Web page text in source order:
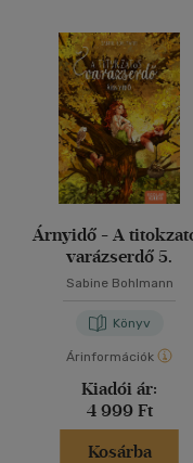
Árnyidő - A
varázserdő 5.
Sabine Bohlmann
Könyv
Árinformációk
Kiadói ár:
4 999 Ft
Kosárba